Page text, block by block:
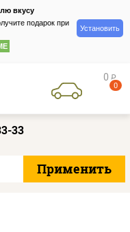
вкусу
подарок при
Установить
0 руб
0
33